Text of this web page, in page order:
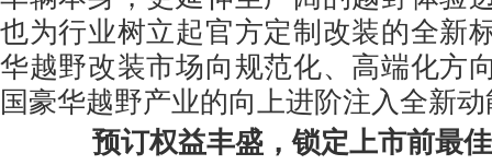
也为行业树立起官方定制改装的全新
华越野改装市场向规范化、高端化方
国豪华越野产业的向上进阶注入全新
预订权益丰盛，锁定上市前最